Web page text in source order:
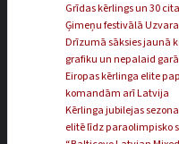
Grīdas kērlings un 30
Ģimeņu festivālā
Drīzumā sāksies jaunā
grafiku un nepalaid
Eiropas kērlinga elite
komandām arī Latvija
Kērlinga jubilejas
elitē līdz paraolimpisko